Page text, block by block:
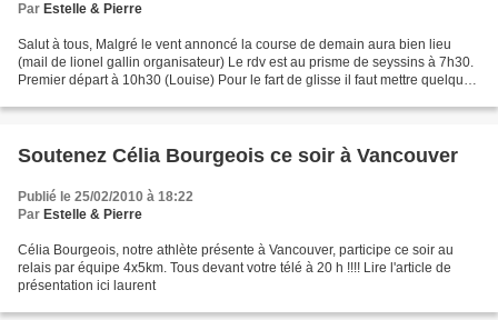
Par Estelle & Pierre
Salut à tous, Malgré le vent annoncé la course de demain aura bien lieu
(mail de lionel gallin organisateur) Le rdv est au prisme de seyssins à 7h30.
Premier départ à 10h30 (Louise) Pour le fart de glisse il faut mettre quelque
Soutenez Célia Bourgeois ce soir à Vancouver
Publié le 25/02/2010 à 18:22
Par Estelle & Pierre
Célia Bourgeois, notre athlète présente à Vancouver, participe ce soir au
relais par équipe 4x5km. Tous devant votre télé à 20 h !!!! Lire l'article de
présentation ici laurent